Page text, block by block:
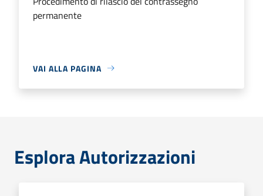
permanente
VAI ALLA PAGINA
Esplora Autorizzazioni